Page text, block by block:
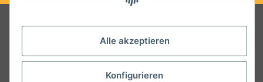
Alle akzeptieren
Konfigurieren
Folgt uns auf Social Media